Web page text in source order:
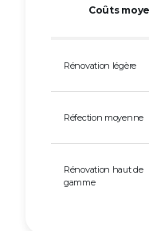
Coûts
Rénovation légère
Réfection moyenne
Rénovation haut de
gamme